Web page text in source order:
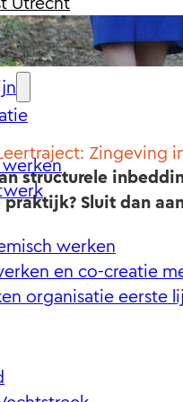
werken
en co-creatie
organisatie eerste
Zingeving
structurele
Sluit dan